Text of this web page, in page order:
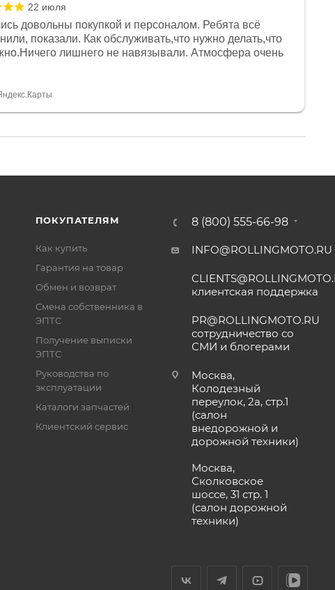
22 июля
довольны покупкой и персоналом. Ребята всё
показали. Как обслуживать,что нужно делать,что
лишнего не навязывали. Атмосфера очень
спасибо Дмитрию, за клиентоориентированность и
ПОКУПАТЕЛЯМ
Как купить
Гарантия на товар
Обмен и возврат
Смена собственника в
ЭПТС
Получение выписки
ЭПТС
Руководства по
эксплуатации
Каталоги запчастей
Клиентский сервис
8 (800) 555-66-98
INFO@ROLLINGMOTO.RU
клиентская поддержка
PR@ROLLINGMOTO.RU
сотрудничество со
СМИ и блогерами
Москва,
Колодезный
переулок, 2а, стр.1
(салон
внедорожной и
дорожной техники)
Москва,
Сколковское
шоссе, 31 стр. 1
(салон дорожной
техники)